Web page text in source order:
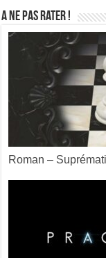
A ne pas rater !
Roman –